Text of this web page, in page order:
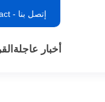
إتصل بنا - contact
أخبار عاجلة